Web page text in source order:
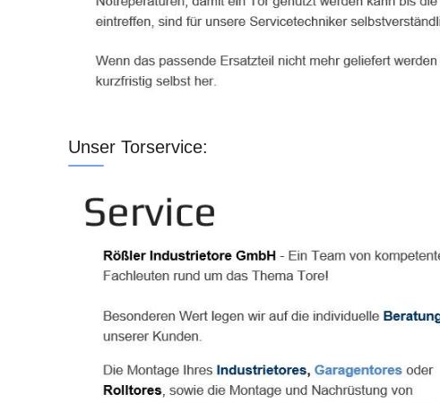
Unser Torservice: